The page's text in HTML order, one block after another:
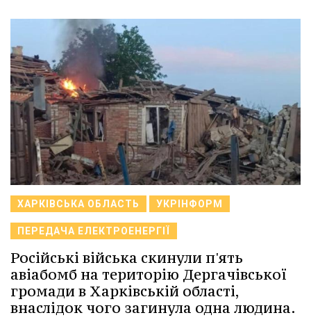
ХАРКІВСЬКА ОБЛАСТЬ УКРІНФОРМ
ПЕРЕДАЧА ЕЛЕКТРОЕНЕРГІЇ
Російські війська скинули п'ять
авіабомб на територію Дергачівської
громади в Харківській області,
внаслідок чого загинула одна людина.